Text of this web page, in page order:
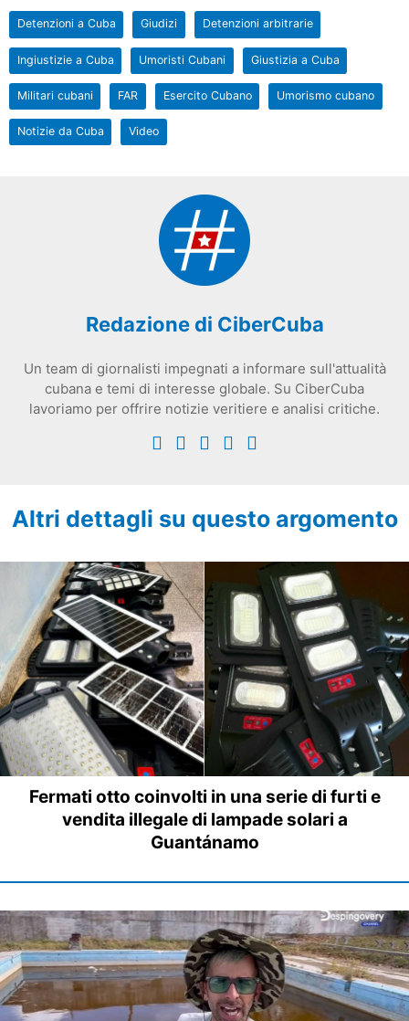
Detenzioni a Cuba Giudizi Detenzioni arbitrarie
Ingiustizie a Cuba Umoristi Cubani Giustizia a Cuba
Militari cubani FAR Esercito Cubano Umorismo cubano
Notizie da Cuba Video
Redazione di CiberCuba
Un team di giornalisti impegnati a informare sull'attualità
cubana e temi di interesse globale. Su CiberCuba
lavoriamo per offrire notizie veritiere e analisi critiche.
Altri dettagli su questo argomento
Fermati otto coinvolti in una serie di furti e
vendita illegale di lampade solari a
Guantánamo